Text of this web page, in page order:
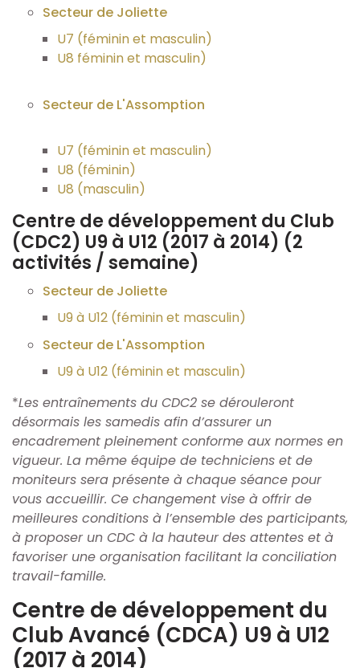
Documents
Nous Contacter
Secteur de Joliette
U7 (féminin et masculin)
U8 féminin et masculin)
Secteur de L'Assomption
U7 (féminin et masculin)
U8 (féminin)
U8 (masculin)
Centre de développement du Club
(CDC2) U9 à U12 (2017 à 2014) (2
activités / semaine)
Secteur de Joliette
U9 à U12 (féminin et masculin)
Secteur de L'Assomption
U9 à U12 (féminin et masculin)
*Les entraînements du CDC2 se dérouleront
désormais les samedis afin d’assurer un
encadrement pleinement conforme aux normes en
vigueur. La même équipe de techniciens et de
moniteurs sera présente à chaque séance pour
vous accueillir. Ce changement vise à offrir de
meilleures conditions à l’ensemble des participants,
à proposer un CDC à la hauteur des attentes et à
favoriser une organisation facilitant la conciliation
travail-famille.
Centre de développement du
Club Avancé (CDCA) U9 à U12
(2017 à 2014)